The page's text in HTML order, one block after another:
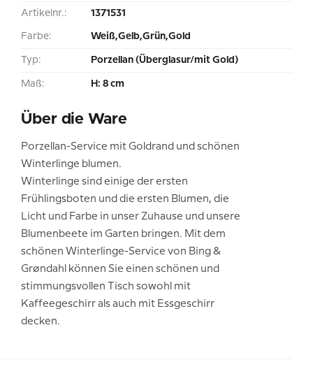
Artikelnr.: 1371531
Farbe: Weiß,Gelb,Grün,Gold
Typ: Porzellan (Überglasur/mit Gold)
Maß: H: 8 cm
Über die Ware
Porzellan-Service mit Goldrand und schönen
Winterlinge blumen.
Winterlinge sind einige der ersten
Frühlingsboten und die ersten Blumen, die
Licht und Farbe in unser Zuhause und unsere
Blumenbeete im Garten bringen. Mit dem
schönen Winterlinge-Service von Bing &
Grøndahl können Sie einen schönen und
stimmungsvollen Tisch sowohl mit
Kaffeegeschirr als auch mit Essgeschirr
decken.